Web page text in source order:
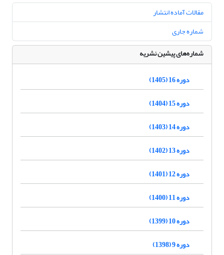
مقالات آماده انتشار
شماره جاری
شماره‌های پیشین نشریه
دوره 16 (1405)
دوره 15 (1404)
دوره 14 (1403)
دوره 13 (1402)
دوره 12 (1401)
دوره 11 (1400)
دوره 10 (1399)
دوره 9 (1398)